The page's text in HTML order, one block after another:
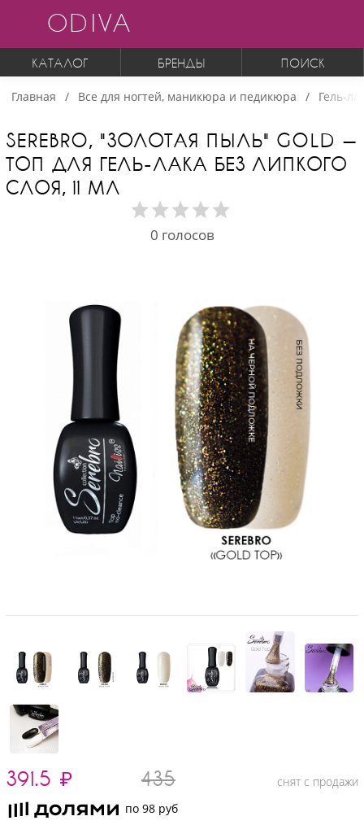
ODIVA
КАТАЛОГ БРЕНДЫ ПОИСК
Главная Все для ногтей, маникюра и педикюра Гель-
SEREBRO, "ЗОЛОТАЯ ПЫЛЬ" GOLD —
ТОП ДЛЯ ГЕЛЬ-ЛАКА БЕЗ ЛИПКОГО
СЛОЯ, 11 МЛ
0 голосов
391.5 ₽ 435
снят с продажи
по 98 руб